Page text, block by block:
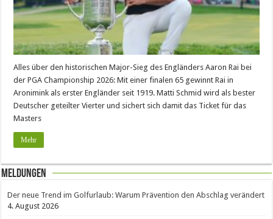
Alles über den historischen Major-Sieg des Engländers Aaron Rai bei
der PGA Championship 2026: Mit einer finalen 65 gewinnt Rai in
Aronimink als erster Engländer seit 1919. Matti Schmid wird als bester
Deutscher geteilter Vierter und sichert sich damit das Ticket für das
Masters
Mehr
Meldungen
Der neue Trend im Golfurlaub: Warum Prävention den Abschlag verändert
4. August 2026